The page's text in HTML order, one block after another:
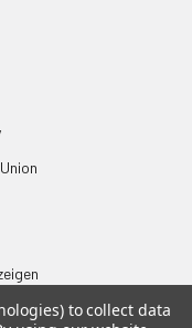
to collect data